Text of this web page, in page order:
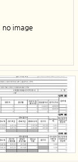
no image